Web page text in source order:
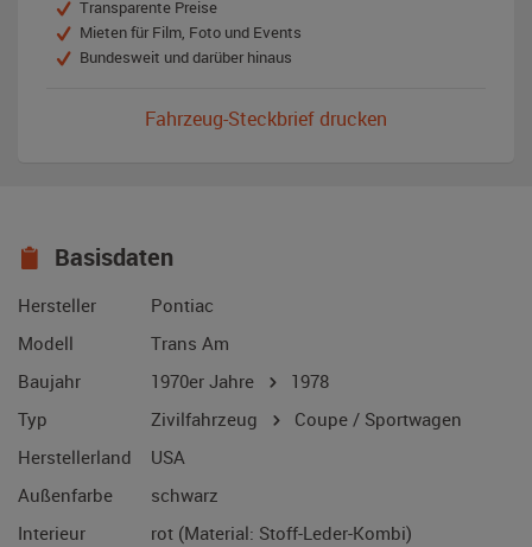
Transparente Preise
Mieten für Film, Foto und Events
Bundesweit und darüber hinaus
Fahrzeug-Steckbrief drucken
Basisdaten
Hersteller
Pontiac
Modell
Trans Am
Baujahr
1970er Jahre
1978
Typ
Zivilfahrzeug
Coupe / Sportwagen
Herstellerland
USA
Außenfarbe
schwarz
Interieur
rot (Material: Stoff-Leder-Kombi)